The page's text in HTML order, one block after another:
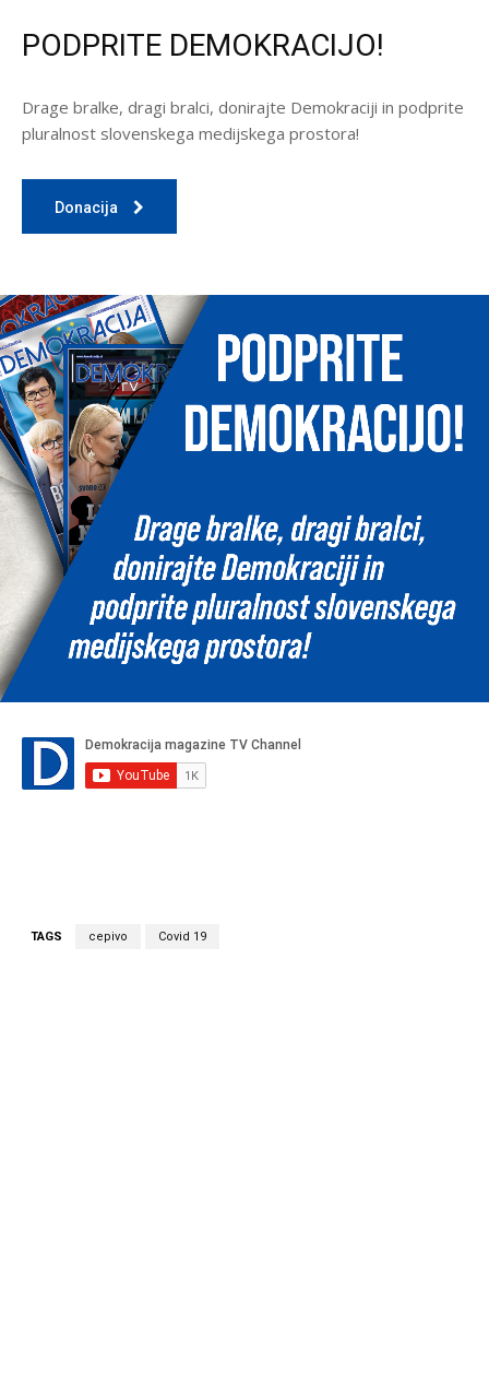
PODPRITE DEMOKRACIJO!
Drage bralke, dragi bralci, donirajte Demokraciji in podprite
pluralnost slovenskega medijskega prostora!
Donacija
TAGS cepivo Covid 19